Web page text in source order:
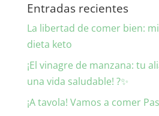
Entradas recientes
La libertad de comer bien:
dieta keto
¡El vinagre de manzana: tu
una vida saludable! ?✨
¡A tavola! Vamos a comer